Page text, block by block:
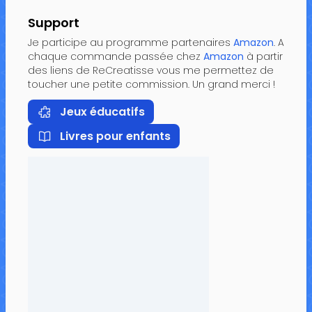
Support
Je participe au programme partenaires Amazon. A
chaque commande passée chez Amazon à partir
des liens de ReCreatisse vous me permettez de
toucher une petite commission. Un grand merci !
Jeux éducatifs
Livres pour enfants